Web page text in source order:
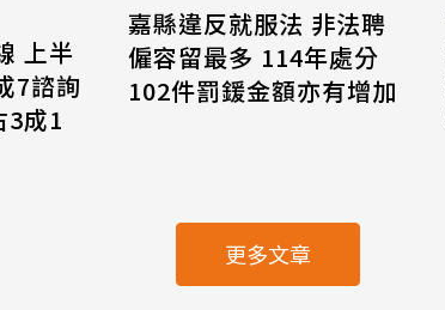
上半
7諮詢
3成1
嘉縣違反就服法 非法聘
僱容留最多 114年處分
102件罰鍰金額亦有增加
更多文章